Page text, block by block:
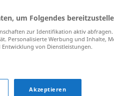
um Folgendes
zur Identifikation aktiv
Personalisierte Werbung und Inhalte,
von Dienstleistungen.
Akzeptieren